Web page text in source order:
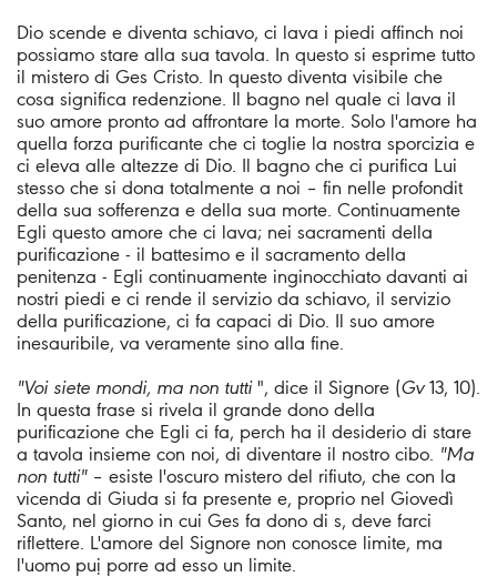
Dio scende e diventa schiavo, ci lava i piedi affinch noi
possiamo stare alla sua tavola. In questo si esprime tutto
il mistero di Ges Cristo. In questo diventa visibile che
cosa significa redenzione. Il bagno nel quale ci lava il
suo amore pronto ad affrontare la morte. Solo l'amore ha
quella forza purificante che ci toglie la nostra sporcizia e
ci eleva alle altezze di Dio. Il bagno che ci purifica Lui
stesso che si dona totalmente a noi – fin nelle profondit
della sua sofferenza e della sua morte. Continuamente
Egli questo amore che ci lava; nei sacramenti della
purificazione - il battesimo e il sacramento della
penitenza - Egli continuamente inginocchiato davanti ai
nostri piedi e ci rende il servizio da schiavo, il servizio
della purificazione, ci fa capaci di Dio. Il suo amore
inesauribile, va veramente sino alla fine.
"Voi siete mondi, ma non tutti", dice il Signore (Gv13, 10).
In questa frase si rivela il grande dono della
purificazione che Egli ci fa, perch ha il desiderio di stare
a tavola insieme con noi, di diventare il nostro cibo. "Ma
non tutti" – esiste l'oscuro mistero del rifiuto, che con la
vicenda di Giuda si fa presente e, proprio nel Giovedì
Santo, nel giorno in cui Ges fa dono di s, deve farci
riflettere. L'amore del Signore non conosce limite, ma
l'uomo puị porre ad esso un limite.